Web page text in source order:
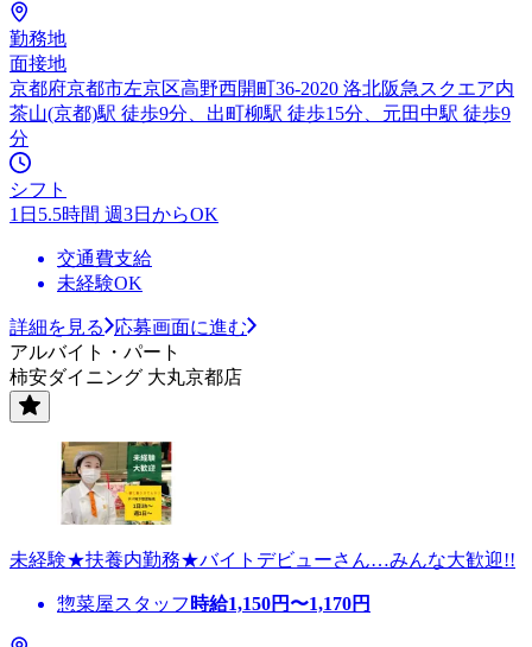
勤務地
面接地
京都府京都市左京区高野西開町36-2020 洛北阪急スクエア内
茶山(京都)駅 徒歩9分、出町柳駅 徒歩15分、元田中駅 徒歩9
分
シフト
1日5.5時間 週3日からOK
交通費支給
未経験OK
詳細を見る
応募画面に進む
アルバイト・パート
柿安ダイニング 大丸京都店
未経験★扶養内勤務★バイトデビューさん…みんな大歓迎!!
惣菜屋スタッフ 時給1,150円〜1,170円